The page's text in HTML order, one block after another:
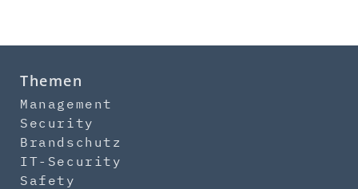
Themen
Management
Security
Brandschutz
IT-Security
Safety